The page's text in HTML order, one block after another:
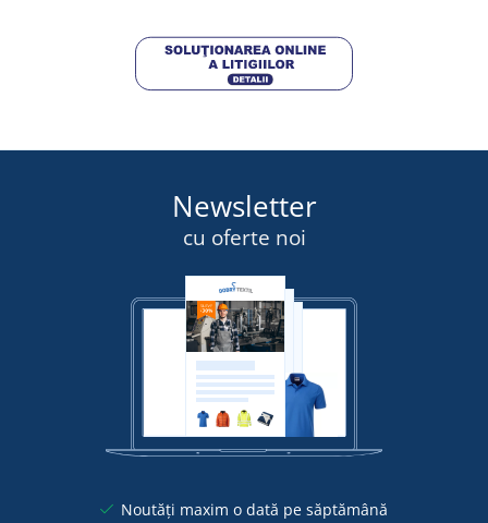
Newsletter
cu oferte noi
Noutăți maxim o dată pe săptămână